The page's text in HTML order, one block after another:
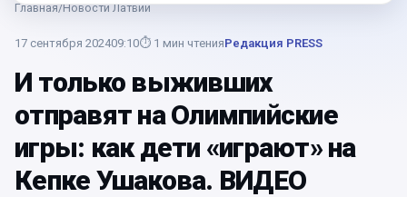
Главная/Новости Латвии
17 сентября 202409:10⏱ 1 мин чтенияРедакция PRESS
И только выживших
отправят на Олимпийские
игры: как дети «играют» на
Кепке Ушакова. ВИДЕО